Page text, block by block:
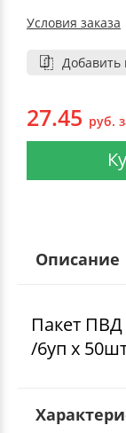
Условия заказа
Добавить
27.45 руб.
Описание
Пакет
/6уп х